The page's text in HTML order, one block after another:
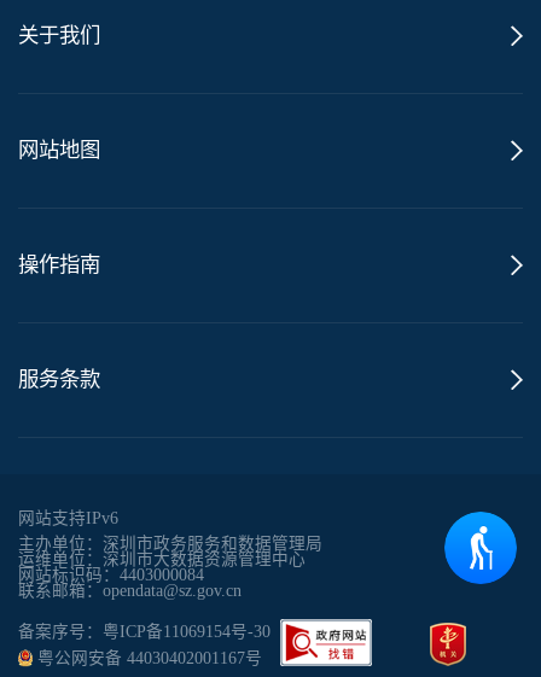
关于我们
网站地图
操作指南
服务条款
网站支持IPv6
主办单位：深圳市政务服务和数据管理局
运维单位：深圳市大数据资源管理中心
网站标识码：4403000084
联系邮箱：opendata@sz.gov.cn
备案序号：粤ICP备11069154号-30
粤公网安备 44030402001167号